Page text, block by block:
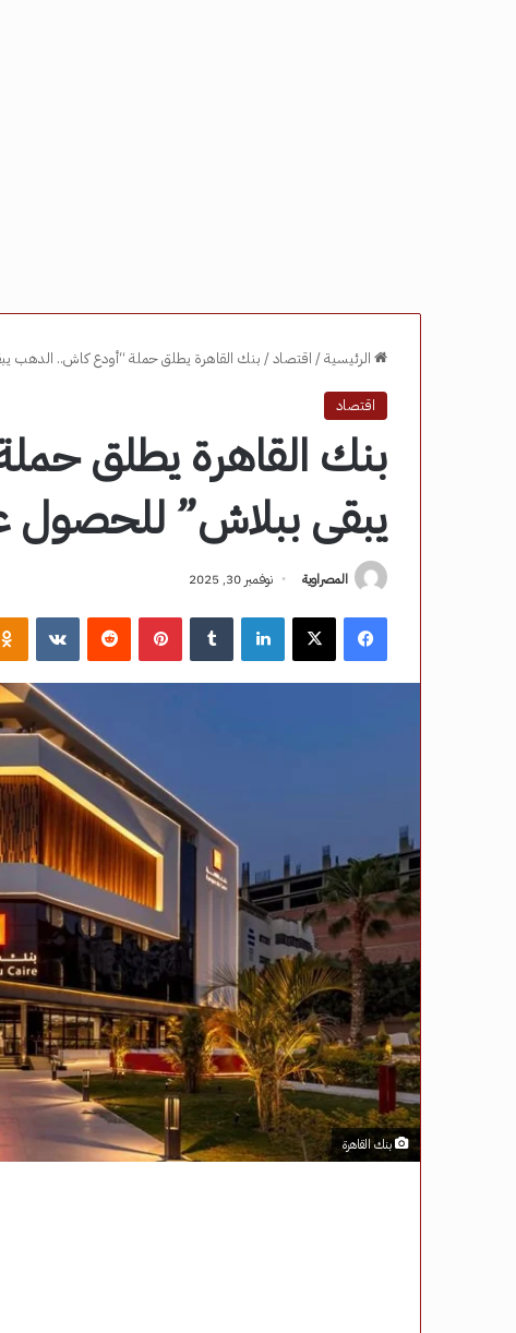
الرئيسية/ اقتصاد/ بنك القاهرة يطلق حملة “أودع كاش.. الدهب
اقتصاد
بنك القاهرة يطلق
يبقى ببلاش” للحصول
المصراوية نوفمبر 30, 2025
فيسبوك ‫X لينكدإن بينتيريست ‏VKontakte
بنك القاهرة